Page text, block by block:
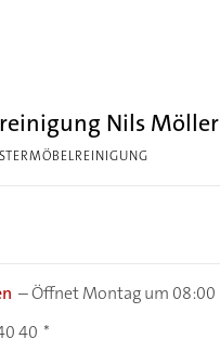
Nils Möller
–Öffnet Montag um 08:00
40